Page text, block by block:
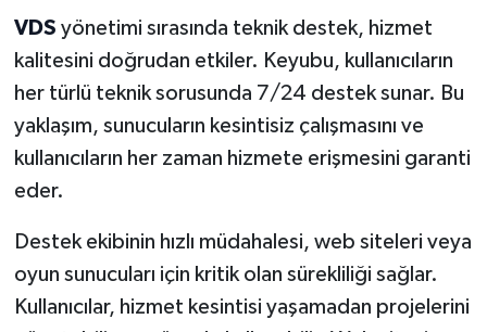
VDS yönetimi sırasında teknik destek, hizmet
kalitesini doğrudan etkiler. Keyubu, kullanıcıların
her türlü teknik sorusunda 7/24 destek sunar. Bu
yaklaşım, sunucuların kesintisiz çalışmasını ve
kullanıcıların her zaman hizmete erişmesini garanti
eder.
Destek ekibinin hızlı müdahalesi, web siteleri veya
oyun sunucuları için kritik olan sürekliliği sağlar.
Kullanıcılar, hizmet kesintisi yaşamadan projelerini